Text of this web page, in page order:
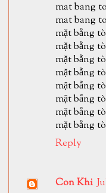
mat bang
mat bang
mặt bằng
mặt bằng
mặt bằng
mặt bằng
mặt bằng
mặt bằng
mặt bằng
mặt bằng
Reply
Con Khi